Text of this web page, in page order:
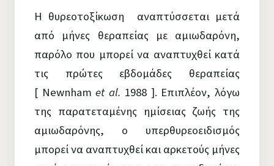
Η θυρεοτοξίκωση αναπτύσσεται μετά
από μήνες θεραπείας με αμιωδαρόνη,
παρόλο που μπορεί να αναπτυχθεί κατά
τις πρώτες εβδομάδες θεραπείας
[ Newnhamet al. 1988 ]. Επιπλέον, λόγω
της παρατεταμένης ημίσειας ζωής της
αμιωδαρόνης, ο υπερθυρεοειδισμός
μπορεί να αναπτυχθεί και αρκετούς μήνες